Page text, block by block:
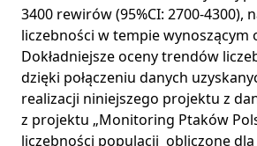
3400 rewirów (95%CI: 2700-4300),
liczebności w tempie wynoszącym
Dokładniejsze oceny trendów
dzięki połączeniu danych
realizacji niniejszego projektu z
z projektu „Monitoring Ptaków
liczebności populacji obliczone dla